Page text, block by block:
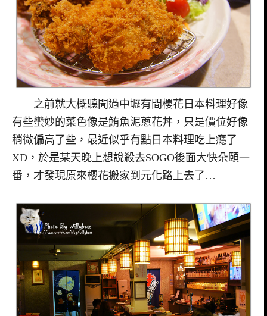
之前就大概聽聞過中壢有間櫻花日本料理好像
有些蠻妙的菜色像是鮪魚泥蔥花丼，只是價位好像
稍微偏高了些，最近似乎有點日本料理吃上癮了
XD，於是某天晚上想說殺去SOGO後面大快朵頤一
番，才發現原來櫻花搬家到元化路上去了…